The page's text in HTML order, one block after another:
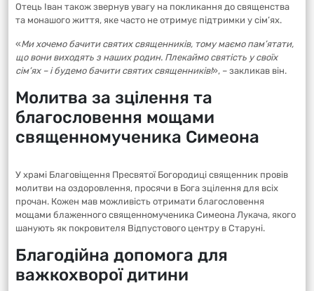
Отець Іван також звернув увагу на покликання до священства
та монашого життя, яке часто не отримує підтримки у сім’ях.
«Ми хочемо бачити святих священників, тому маємо пам’ятати,
що вони виходять з наших родин. Плекаймо святість у своїх
сім’ях – і будемо бачити святих священників!», – закликав він.
Молитва за зцілення та
благословення мощами
священномученика Симеона
У храмі Благовіщення Пресвятої Богородиці священник провів
молитви на оздоровлення, просячи в Бога зцілення для всіх
прочан. Кожен мав можливість отримати благословення
мощами блаженного священномученика Симеона Лукача, якого
шанують як покровителя Відпустового центру в Старуні.
Благодійна допомога для
важкохворої дитини